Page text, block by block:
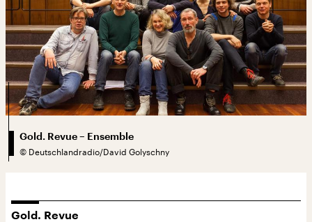
Gold. Revue – Ensemble
© Deutschlandradio/David Golyschny
Gold. Revue